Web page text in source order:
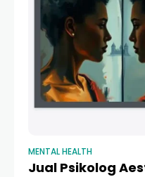
MENTAL HEALTH
Jual Psikolog